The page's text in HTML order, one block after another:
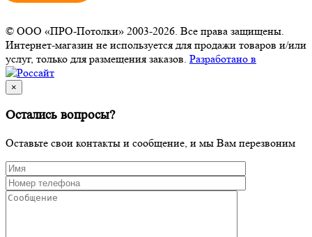
© ООО «ПРО-Потолки» 2003-2026. Все права защищены.
Интернет-магазин не используется для продажи товаров и/или
услуг, только для размещения заказов. Разработано в
×
Остались вопросы?
Оставьте свои контакты и сообщение, и мы Вам перезвоним